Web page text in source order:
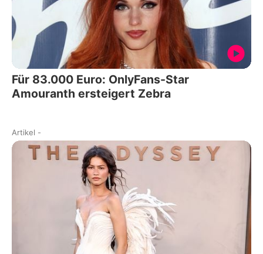
Für 83.000 Euro: OnlyFans-Star
Amouranth ersteigert Zebra
Artikel -